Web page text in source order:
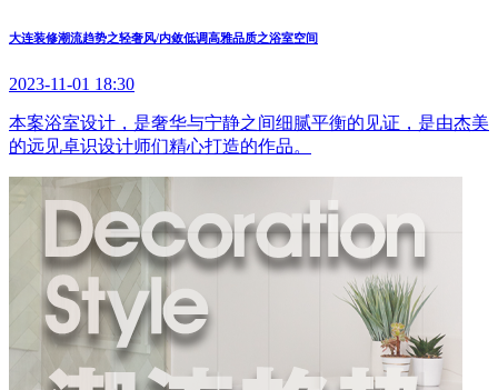
大连装修潮流趋势之轻奢风/内敛低调高雅品质之浴室空间
2023-11-01 18:30
本案浴室设计，是奢华与宁静之间细腻平衡的见证，是由杰美
的远见卓识设计师们精心打造的作品。